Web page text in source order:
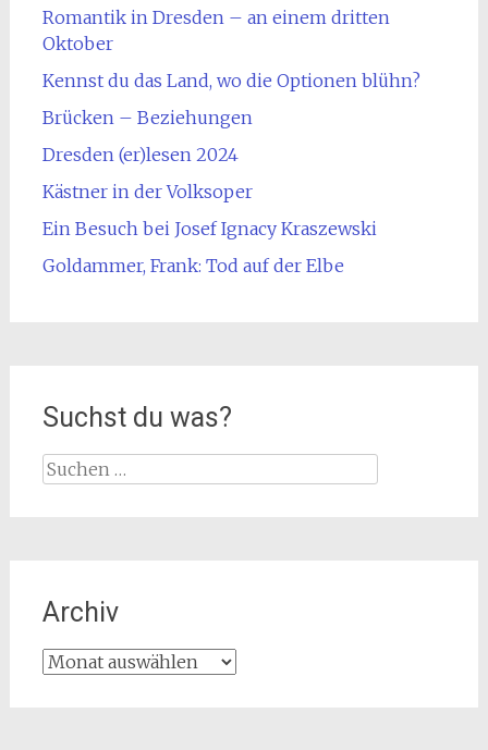
Romantik in Dresden – an einem dritten
Oktober
Kennst du das Land, wo die Optionen blühn?
Brücken – Beziehungen
Dresden (er)lesen 2024
Kästner in der Volksoper
Ein Besuch bei Josef Ignacy Kraszewski
Goldammer, Frank: Tod auf der Elbe
Suchst du was?
Suche
Archiv
Archiv